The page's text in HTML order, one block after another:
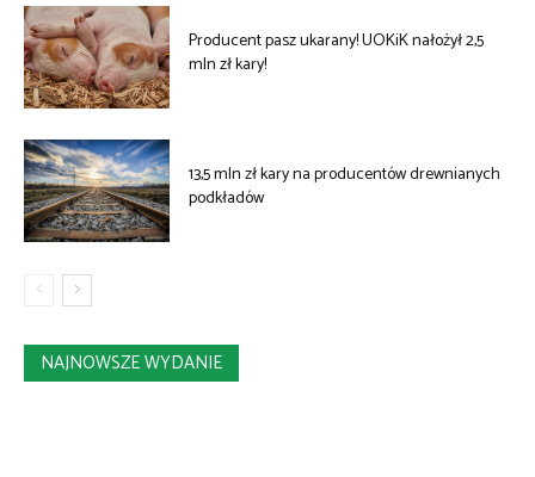
Producent pasz ukarany! UOKiK nałożył 2,5
mln zł kary!
13,5 mln zł kary na producentów drewnianych
podkładów
NAJNOWSZE WYDANIE